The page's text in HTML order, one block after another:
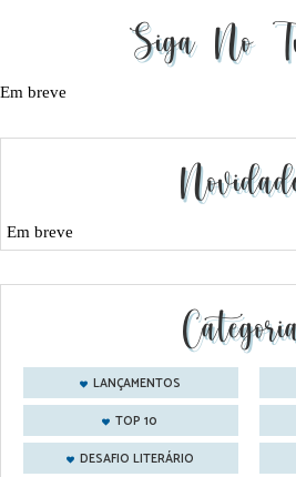
Siga No
Em breve
Em breve
LANÇAMENTOS
TOP 10
DESAFIO LITERÁRIO